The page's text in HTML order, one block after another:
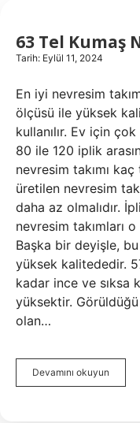
63 Tel Kumaş
Tarih: Eylül 11, 2024
En iyi nevresim
ölçüsü ile yüksek
kullanılır. Ev için
80 ile 120 iplik
nevresim takımı
üretilen nevresim
daha az olmalıdır.
nevresim takımları
Başka bir deyişle,
yüksek kalitededir.
kadar ince ve sıksa
yüksektir.
olan…
Devamını okuyun
Tel